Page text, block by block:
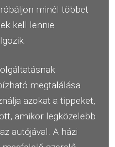
minél többet
kell lennie
megtalálása
azokat a tippeket,
amikor legközelebb
autójával. A házi